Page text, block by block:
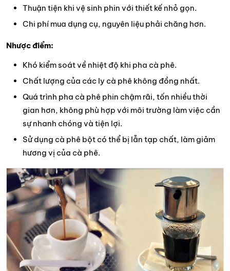
Thuận tiện khi vệ sinh phin với thiết kế nhỏ gọn.
Chi phí mua dụng cụ, nguyên liệu phải chăng hơn.
Nhược điểm:
Khó kiểm soát về nhiệt độ khi pha cà phê.
Chất lượng của các ly cà phê không đồng nhất.
Quá trình pha cà phê phin chậm rãi, tốn nhiều thời
gian hơn, không phù hợp với môi trường làm việc cần
sự nhanh chóng và tiện lợi.
Sử dụng cà phê bột có thể bị lẫn tạp chất, làm giảm
hương vị của cà phê.